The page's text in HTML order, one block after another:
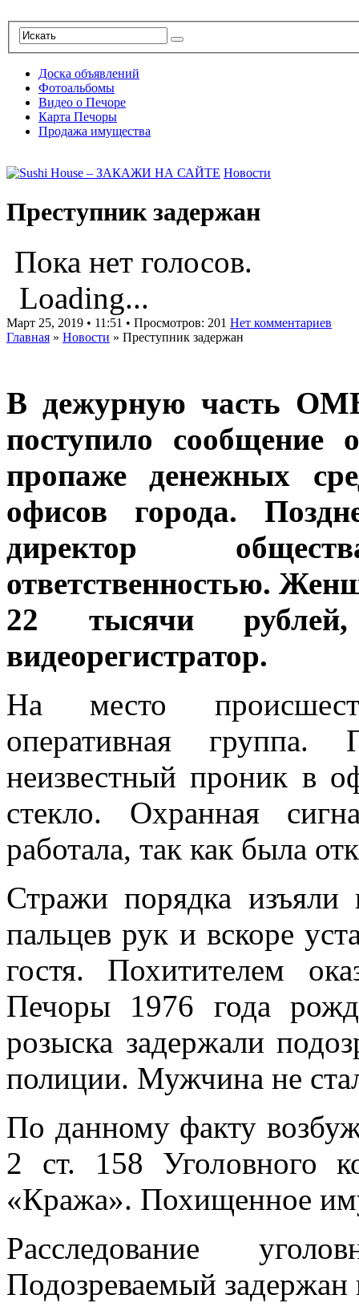
Доска объявлений
Фотоальбомы
Видео о Печоре
Карта Печоры
Продажа имущества
Новости
Преступник задержан
Пока нет голосов.
Loading...
Март 25, 2019 • 11:51 • Просмотров: 201 Нет комментариев
Главная » Новости » Преступник задержан
В дежурную часть
поступило сообщение
пропаже денежных
офисов города.
директор
ответственностью.
22 тысячи
видеорегистратор.
На место
оперативная группа.
неизвестный проник в
стекло. Охранная
работала, так как была
Стражи порядка изъяли
пальцев рук и вскоре
гостя. Похитителем
Печоры 1976 года
розыска задержали
полиции. Мужчина не
По данному факту
2 ст. 158 Уголовного
«Кража». Похищенное
Расследование
Подозреваемый